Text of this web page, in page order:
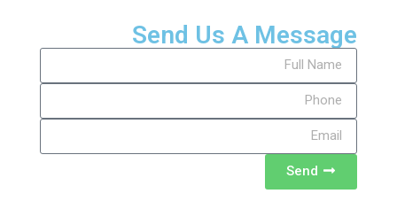
Send Us A Message
Send